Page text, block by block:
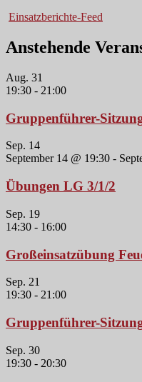
Einsatzberichte-Feed
Anstehende
Aug. 31
19:30 - 21:00
Gruppenführer-
Sep. 14
September 14 @ 19:30 -
Übungen LG 3/1/2
Sep. 19
14:30 - 16:00
Großeinsatzübung
Sep. 21
19:30 - 21:00
Gruppenführer-
Sep. 30
19:30 - 20:30